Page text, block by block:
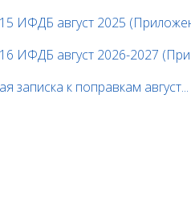
ИФДБ август 2025
ИФДБ август 2026-2027
записка к поправкам август...